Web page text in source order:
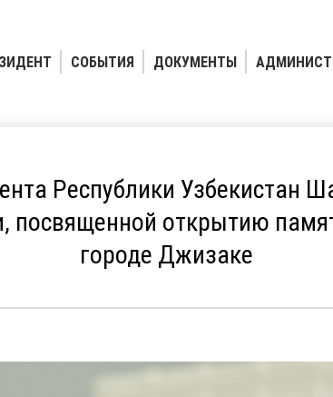
СОБЫТИЯ ДОКУМЕНТЫ
Республики Узбекистан
посвященной открытию
городе Джизаке